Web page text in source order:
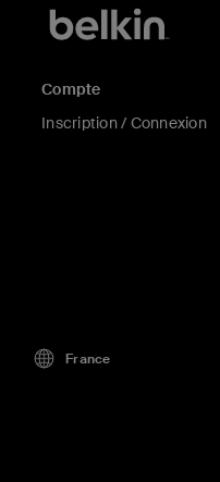
Compte
Inscription / Connexion
France